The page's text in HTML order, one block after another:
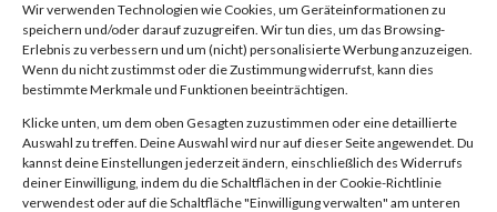
Wir verwenden Technologien wie Cookies, um Geräteinformationen zu
speichern und/oder darauf zuzugreifen. Wir tun dies, um das Browsing-
Erlebnis zu verbessern und um (nicht) personalisierte Werbung anzuzeigen.
Wenn du nicht zustimmst oder die Zustimmung widerrufst, kann dies
bestimmte Merkmale und Funktionen beeinträchtigen.
Klicke unten, um dem oben Gesagten zuzustimmen oder eine detaillierte
Auswahl zu treffen. Deine Auswahl wird nur auf dieser Seite angewendet. Du
kannst deine Einstellungen jederzeit ändern, einschließlich des Widerrufs
deiner Einwilligung, indem du die Schaltflächen in der Cookie-Richtlinie
verwendest oder auf die Schaltfläche "Einwilligung verwalten" am unteren
for file
compression/decompression
and archive management.
What is the Attack?